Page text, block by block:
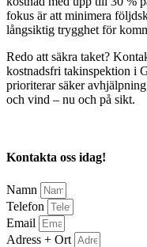
fokus är att minimera
långsiktig trygghet för
Redo att säkra taket?
kostnadsfri takinspektion i
prioriterar säker
och vind – nu och på sikt.
Kontakta oss idag!
Namn
Telefon
Email
Adress + Ort